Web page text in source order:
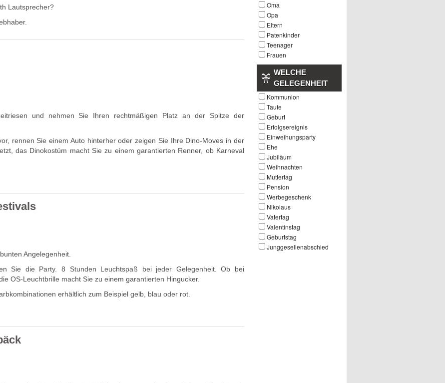
Lautsprecher?
und nehmen Sie Ihren rechtmäßigen Platz an der Spitze der
rennen Sie einem Auto hinterher oder zeigen Sie Ihre Dino-Moves in der
das Dinokostüm macht Sie zu einem garantierten Renner, ob Karneval
Angelegenheit.
Sie die Party. 8 Stunden Leuchtspaß bei jeder Gelegenheit. Ob bei
OS-Leuchtbrille macht Sie zu einem garantierten Hingucker.
erhältlich zum Beispiel gelb, blau oder rot.
Oma
Opa
Eltern
Patenkinder
Teenager
Frauen
WELCHE
GELEGENHEIT
Kommunion
Taufe
Geburt
Erfolgsereignis
Einweihungsparty
Ehe
Jubiläum
Weihnachten
Muttertag
Pension
Werbegeschenk
Nikolaus
Vatertag
Valentinstag
Geburtstag
Junggesellenabschied